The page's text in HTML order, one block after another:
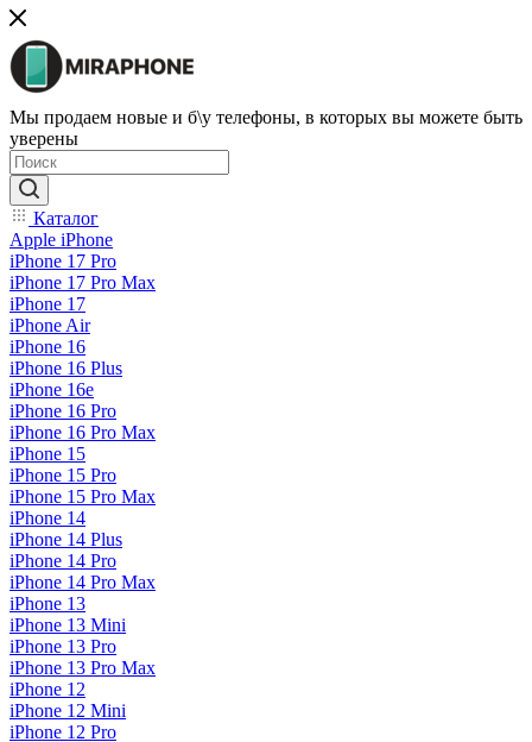
Мы продаем новые и б\у телефоны, в которых вы можете быть
уверены
Каталог
Apple iPhone
iPhone 17 Pro
iPhone 17 Pro Max
iPhone 17
iPhone Air
iPhone 16
iPhone 16 Plus
iPhone 16e
iPhone 16 Pro
iPhone 16 Pro Max
iPhone 15
iPhone 15 Pro
iPhone 15 Pro Max
iPhone 14
iPhone 14 Plus
iPhone 14 Pro
iPhone 14 Pro Max
iPhone 13
iPhone 13 Mini
iPhone 13 Pro
iPhone 13 Pro Max
iPhone 12
iPhone 12 Mini
iPhone 12 Pro